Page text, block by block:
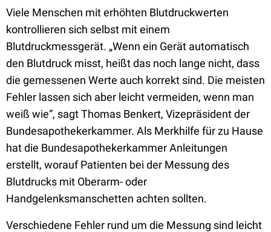
Viele Menschen mit erhöhten Blutdruckwerten
kontrollieren sich selbst mit einem
Blutdruckmessgerät. „Wenn ein Gerät automatisch
den Blutdruck misst, heißt das noch lange nicht, dass
die gemessenen Werte auch korrekt sind. Die meisten
Fehler lassen sich aber leicht vermeiden, wenn man
weiß wie“, sagt Thomas Benkert, Vizepräsident der
Bundesapothekerkammer. Als Merkhilfe für zu Hause
hat die Bundesapothekerkammer Anleitungen
erstellt, worauf Patienten bei der Messung des
Blutdrucks mit Oberarm- oder
Handgelenksmanschetten achten sollten.
Verschiedene Fehler rund um die Messung sind leicht